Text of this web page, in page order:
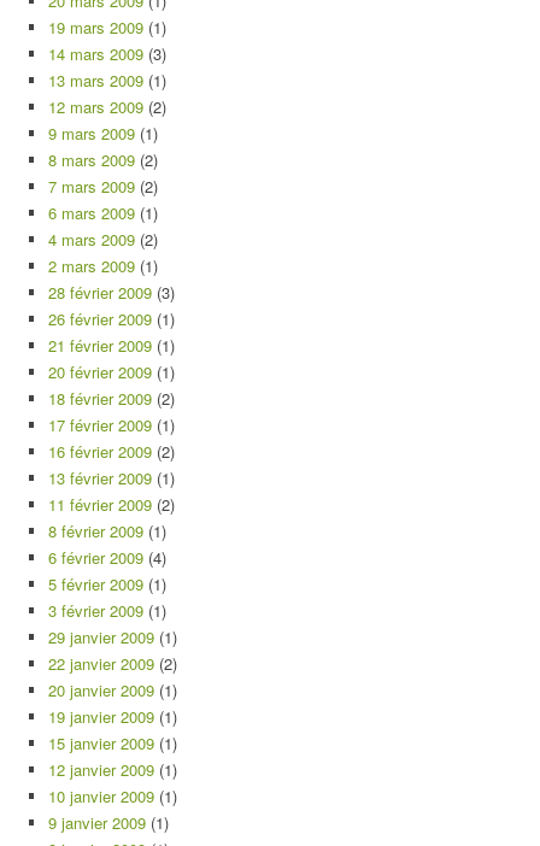
19 mars 2009 (1)
14 mars 2009 (3)
13 mars 2009 (1)
12 mars 2009 (2)
9 mars 2009 (1)
8 mars 2009 (2)
7 mars 2009 (2)
6 mars 2009 (1)
4 mars 2009 (2)
2 mars 2009 (1)
28 février 2009 (3)
26 février 2009 (1)
21 février 2009 (1)
20 février 2009 (1)
18 février 2009 (2)
17 février 2009 (1)
16 février 2009 (2)
13 février 2009 (1)
11 février 2009 (2)
8 février 2009 (1)
6 février 2009 (4)
5 février 2009 (1)
3 février 2009 (1)
29 janvier 2009 (1)
22 janvier 2009 (2)
20 janvier 2009 (1)
19 janvier 2009 (1)
15 janvier 2009 (1)
12 janvier 2009 (1)
10 janvier 2009 (1)
9 janvier 2009 (1)